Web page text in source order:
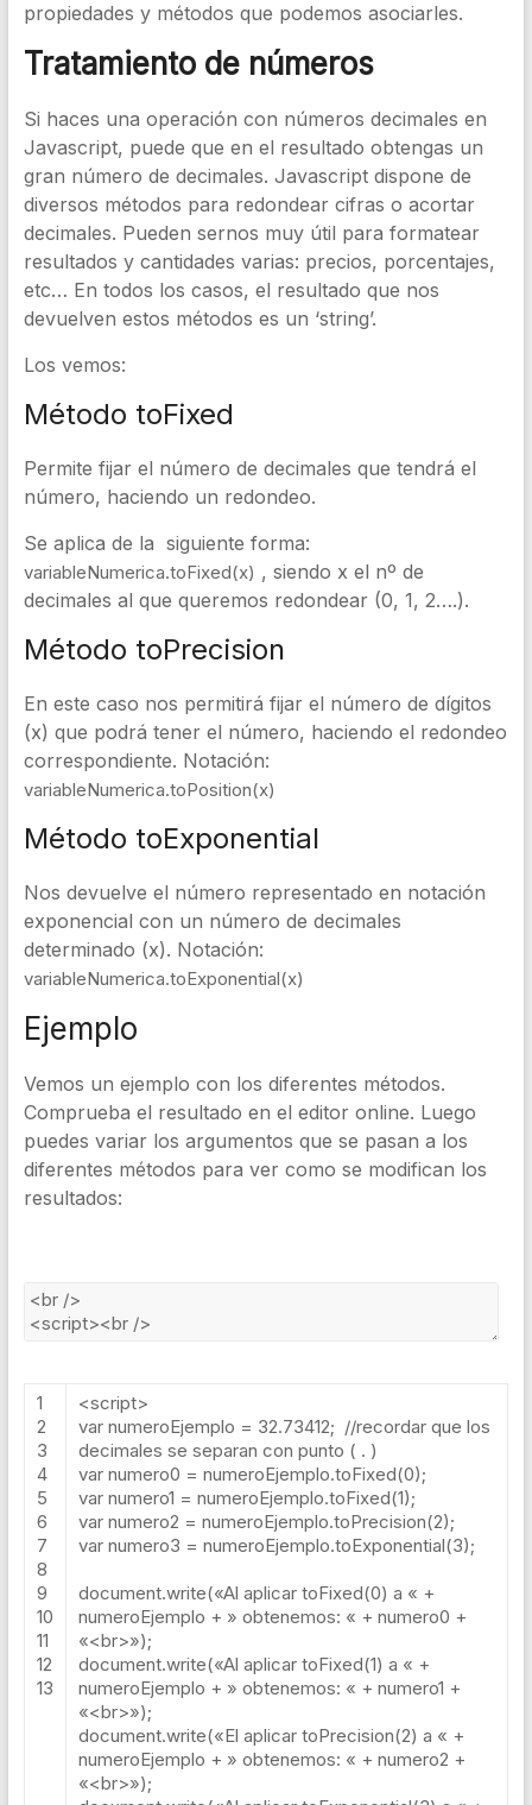
propiedades y métodos que podemos asociarles.
Tratamiento de números
Si haces una operación con números decimales en
Javascript, puede que en el resultado obtengas un
gran número de decimales. Javascript dispone de
diversos métodos para redondear cifras o acortar
decimales. Pueden sernos muy útil para formatear
resultados y cantidades varias: precios, porcentajes,
etc… En todos los casos, el resultado que nos
devuelven estos métodos es un ‘string’.
Los vemos:
Método toFixed
Permite fijar el número de decimales que tendrá el
número, haciendo un redondeo.
Se aplica de la siguiente forma:
variableNumerica.toFixed(x) , siendo x el nº de
decimales al que queremos redondear (0, 1, 2….).
Método toPrecision
En este caso nos permitirá fijar el número de dígitos
(x) que podrá tener el número, haciendo el redondeo
correspondiente. Notación:
variableNumerica.toPosition(x)
Método toExponential
Nos devuelve el número representado en notación
exponencial con un número de decimales
determinado (x). Notación:
variableNumerica.toExponential(x)
Ejemplo
Vemos un ejemplo con los diferentes métodos.
Comprueba el resultado en el editor online. Luego
puedes variar los argumentos que se pasan a los
diferentes métodos para ver como se modifican los
resultados:
1
2
3
4
5
6
7
8
9
10
11
12
13
<script>
var numeroEjemplo = 32.73412; //recordar que los
decimales se separan con punto ( . )
var numero0 = numeroEjemplo.toFixed(0);
var numero1 = numeroEjemplo.toFixed(1);
var numero2 = numeroEjemplo.toPrecision(2);
var numero3 = numeroEjemplo.toExponential(3);
document.write(«Al aplicar toFixed(0) a « +
numeroEjemplo + » obtenemos: « + numero0 +
«<br>»);
document.write(«Al aplicar toFixed(1) a « +
numeroEjemplo + » obtenemos: « + numero1 +
«<br>»);
document.write(«El aplicar toPrecision(2) a « +
numeroEjemplo + » obtenemos: « + numero2 +
«<br>»);